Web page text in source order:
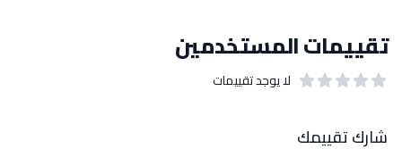
تقييمات المستخدمين
لا يوجد تقييمات
شارك تقييمك